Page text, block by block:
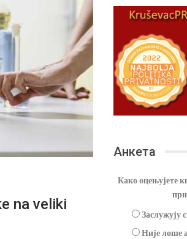
na veliki
Анкета
Како оцењујете
Заслужују
Није лоше